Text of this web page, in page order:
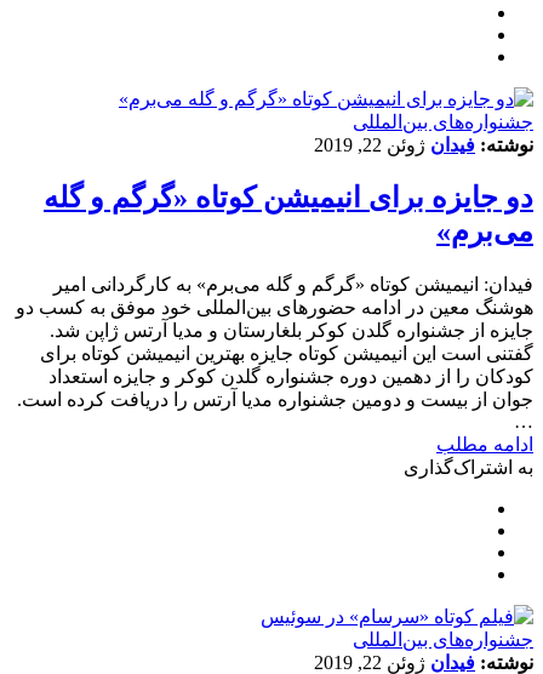
‌‌جشنواره‌های بین‌المللی
نوشته: فیدان ژوئن 22, 2019
دو جایزه برای انیمیشن کوتاه «گرگم و گله
می‌برم»
فیدان: انیمیشن کوتاه «گرگم و گله می‌برم» به کارگردانی امیر
هوشنگ معین در ادامه حضورهای بین‌المللی خود موفق به کسب دو
جایزه از جشنواره گلدن کوکر بلغارستان و مدیا آرتس ژاپن شد.
گفتنی است این انیمیشن کوتاه جایزه بهترین انیمیشن کوتاه برای
کودکان را از دهمین دوره جشنواره گلدن کوکر و جایزه استعداد
جوان از بیست و دومین جشنواره مدیا آرتس را دریافت کرده است.
…
ادامه مطلب
به اشتراک‌گذاری
‌‌جشنواره‌های بین‌المللی
نوشته: فیدان ژوئن 22, 2019